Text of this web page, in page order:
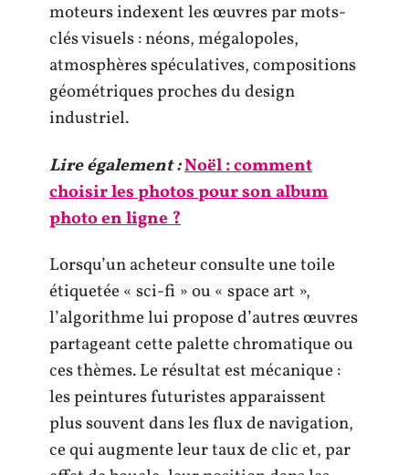
moteurs indexent les œuvres par mots-
clés visuels : néons, mégalopoles,
atmosphères spéculatives, compositions
géométriques proches du design
industriel.
Lire également :Noël : comment
choisir les photos pour son album
photo en ligne ?
Lorsqu’un acheteur consulte une toile
étiquetée « sci-fi » ou « space art »,
l’algorithme lui propose d’autres œuvres
partageant cette palette chromatique ou
ces thèmes. Le résultat est mécanique :
les peintures futuristes apparaissent
plus souvent dans les flux de navigation,
ce qui augmente leur taux de clic et, par